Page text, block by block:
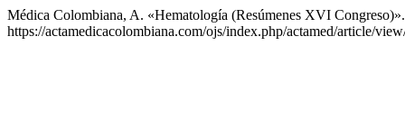
Médica Colombiana, A. «Hematología (Resúmenes XVI
https://actamedicacolombiana.com/ojs/index.php/actamed/article/